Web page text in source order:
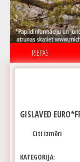
RIEPAS
GISLAVED
Citi izmēri
KATEGORIJA: